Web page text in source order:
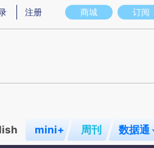
存在偏差。不代表财新观点和立场。推荐
商城 订阅
注册
mini+ 周刊 数据通